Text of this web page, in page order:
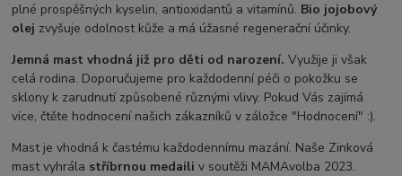
plné prospěšných kyselin, antioxidantů a vitamínů. Bio jojobový
olej zvyšuje odolnost kůže a má úžasné regenerační účinky.
Jemná mast vhodná již pro děti od narození. Využije ji však
celá rodina. Doporučujeme pro každodenní péči o pokožku se
sklony k zarudnutí způsobené různými vlivy. Pokud Vás zajímá
více, čtěte hodnocení našich zákazníků v záložce "Hodnocení" :).
Mast je vhodná k častému každodennímu mazání. Naše Zinková
mast vyhrála stříbrnou medaili v soutěži MAMAvolba 2023.